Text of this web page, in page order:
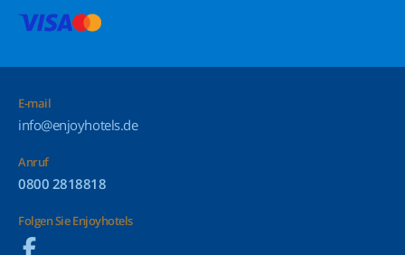
E-mail
info@enjoyhotels.de
Anruf
0800 2818818
Folgen Sie Enjoyhotels